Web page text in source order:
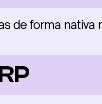
de forma nativa